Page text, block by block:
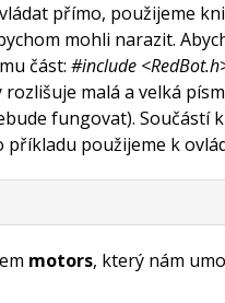
přímo, použijeme
mohli narazit.
část: #include
malá a velká
fungovat). Součástí
příkladu použijeme k
motors, který nám